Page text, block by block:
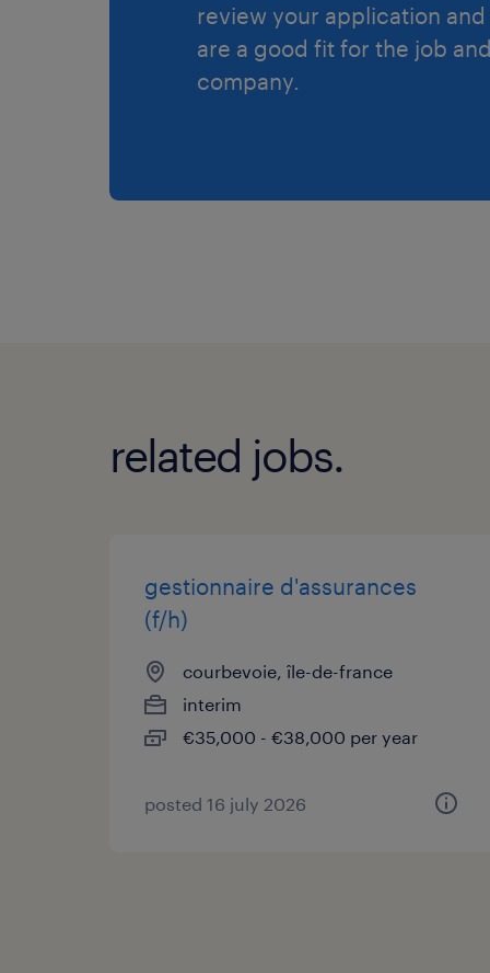
review your application and
are a good fit for the job
company.
related jobs.
gestionnaire d'assurances
(f/h)
courbevoie, île-de-france
interim
€35,000 - €38,000 per year
posted 16 july 2026